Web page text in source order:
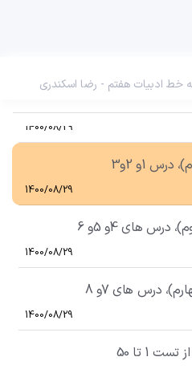
خط ادبیات هفتم - رضا اسکندری
1400/08/29
1و 2و3
1400/08/29
های 4و 5و 6
1400/08/29
درس های 7و 8
1400/08/29
1 تا 50